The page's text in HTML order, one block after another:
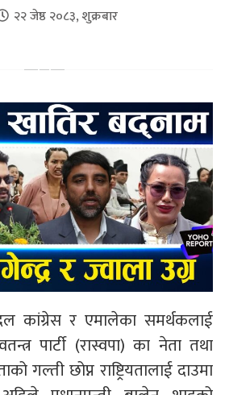
२२ जेष्ठ २०८३, शुक्रबार
कांग्रेस र एमालेका समर्थकलाई
पार्टी (रास्वपा) का नेता तथा
गल्ती छोप्न राष्ट्रियतालाई दाउमा